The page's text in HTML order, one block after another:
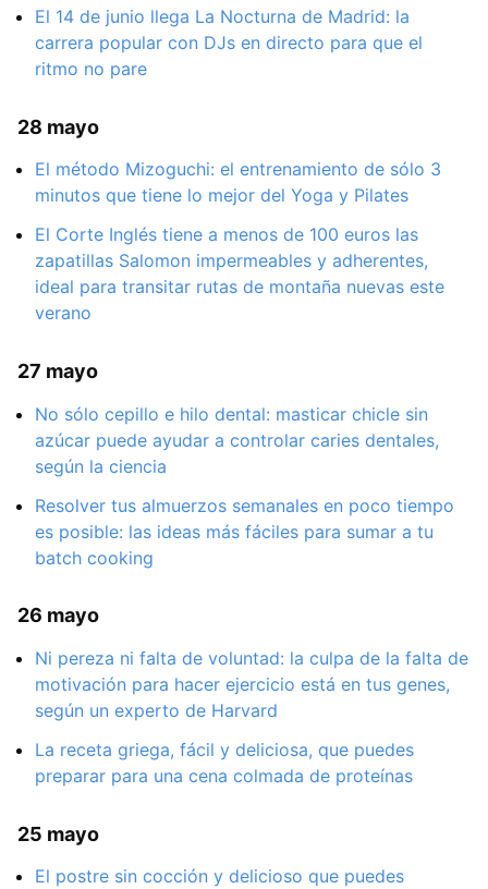
El 14 de junio llega La Nocturna de Madrid: la
carrera popular con DJs en directo para que el
ritmo no pare
28 mayo
El método Mizoguchi: el entrenamiento de sólo 3
minutos que tiene lo mejor del Yoga y Pilates
El Corte Inglés tiene a menos de 100 euros las
zapatillas Salomon impermeables y adherentes,
ideal para transitar rutas de montaña nuevas este
verano
27 mayo
No sólo cepillo e hilo dental: masticar chicle sin
azúcar puede ayudar a controlar caries dentales,
según la ciencia
Resolver tus almuerzos semanales en poco tiempo
es posible: las ideas más fáciles para sumar a tu
batch cooking
26 mayo
Ni pereza ni falta de voluntad: la culpa de la falta de
motivación para hacer ejercicio está en tus genes,
según un experto de Harvard
La receta griega, fácil y deliciosa, que puedes
preparar para una cena colmada de proteínas
25 mayo
El postre sin cocción y delicioso que puedes